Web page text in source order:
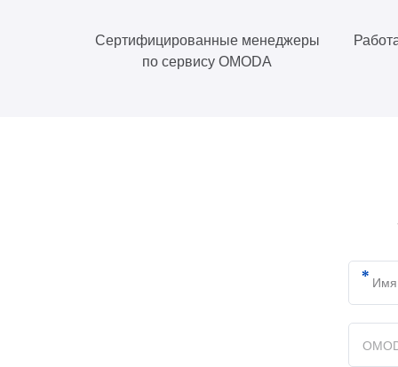
Сертифицированные менеджеры
по сервису OMODA